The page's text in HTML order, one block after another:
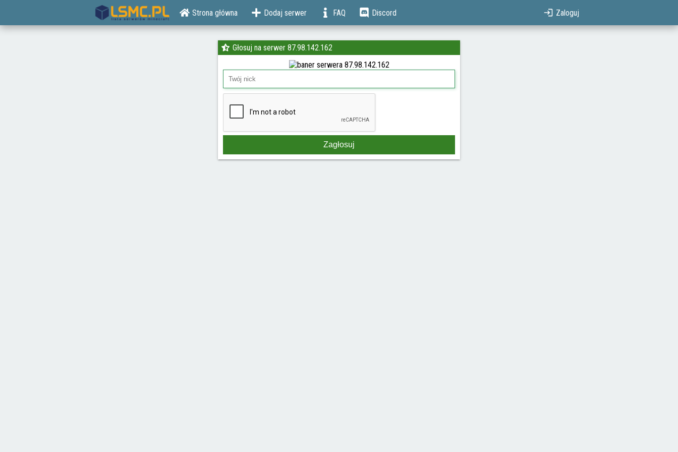
Strona główna Dodaj serwer FAQ Discord Zaloguj
Głosuj na serwer 87.98.142.162
Zagłosuj